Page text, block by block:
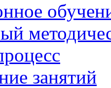
занятий